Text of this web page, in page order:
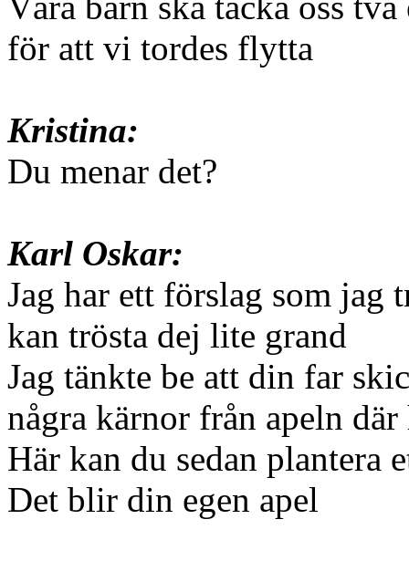
för att vi tordes flytta
Kristina:
Du menar det?
Karl Oskar:
Jag har ett förslag som jag
kan trösta dej lite grand
Jag tänkte be att din far
några kärnor från apeln
Här kan du sedan plantera
Det blir din egen apel